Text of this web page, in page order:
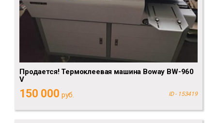
Продается! Термоклеевая машина Boway BW-960
V
150 000 руб. ID - 153419